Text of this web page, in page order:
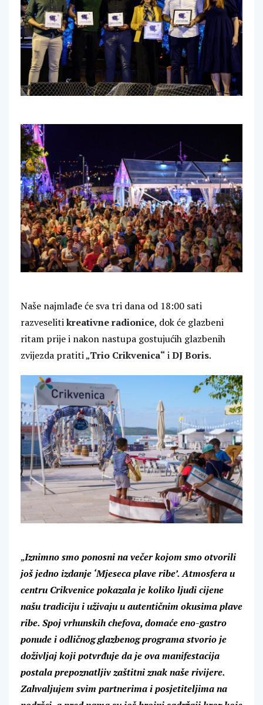
Naše najmlađe će sva tri dana od 18:00 sati
razveselitikreativne radionice, dok će glazbeni
ritam prije i nakon nastupa gostujućih glazbenih
zvijezda pratiti „Trio Crikvenica“iDJ Boris.
„Iznimno smo ponosni na večer kojom smo otvorili
još jedno izdanje ‘Mjeseca plave ribe’. Atmosfera u
centru Crikvenice pokazala je koliko ljudi cijene
našu tradiciju i uživaju u autentičnim okusima plave
ribe. Spoj vrhunskih chefova, domaće eno-gastro
ponude i odličnog glazbenog programa stvorio je
doživljaj koji potvrđuje da je ova manifestacija
postala prepoznatljiv zaštitni znak naše rivijere.
Zahvaljujem svim partnerima i posjetiteljima na